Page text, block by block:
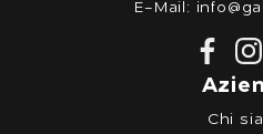
E-Mail:
Chi